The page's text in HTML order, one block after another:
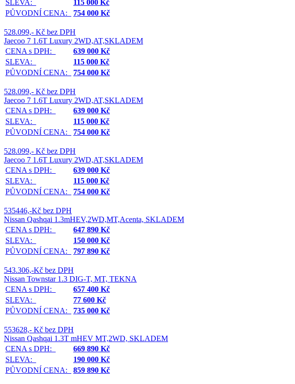
SLEVA:
115 000 Kč
PŮVODNÍ CENA:
754 000 Kč
528.099,- Kč bez DPH
Jaecoo 7 1.6T Luxury 2WD,AT,SKLADEM
CENA s DPH:
639 000 Kč
SLEVA:
115 000 Kč
PŮVODNÍ CENA:
754 000 Kč
528.099,- Kč bez DPH
Jaecoo 7 1.6T Luxury 2WD,AT,SKLADEM
CENA s DPH:
639 000 Kč
SLEVA:
115 000 Kč
PŮVODNÍ CENA:
754 000 Kč
528.099,- Kč bez DPH
Jaecoo 7 1.6T Luxury 2WD,AT,SKLADEM
CENA s DPH:
639 000 Kč
SLEVA:
115 000 Kč
PŮVODNÍ CENA:
754 000 Kč
535446,-Kč bez DPH
Nissan Qashqai 1.3mHEV,2WD,MT,Acenta, SKLADEM
CENA s DPH:
647 890 Kč
SLEVA:
150 000 Kč
PŮVODNÍ CENA:
797 890 Kč
543.306,-Kč bez DPH
Nissan Townstar 1.3 DIG-T, MT, TEKNA
CENA s DPH:
657 400 Kč
SLEVA:
77 600 Kč
PŮVODNÍ CENA:
735 000 Kč
553628,- Kč bez DPH
Nissan Qashqai 1.3T mHEV MT,2WD, SKLADEM
CENA s DPH:
669 890 Kč
SLEVA:
190 000 Kč
PŮVODNÍ CENA:
859 890 Kč